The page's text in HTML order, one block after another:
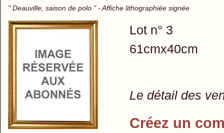
" Deauville, saison de polo " - Affiche lithographiée signée
Lot n° 3
61cmx40cm
Le détail des
Créez un